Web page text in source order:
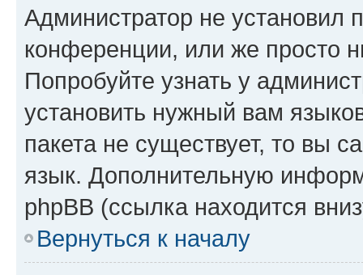
Администратор не установил
конференции, или же просто
Попробуйте узнать у
установить нужный вам
пакета не существует, то вы
язык. Дополнительную
phpBB (ссылка находится
Вернуться к началу